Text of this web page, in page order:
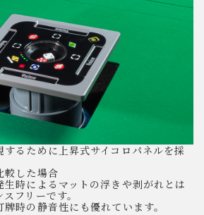
するために上昇式サイコロパネルを採
較した場合
時によるマットの浮きや剥がれとは
フリーです。
時の静音性にも優れています。